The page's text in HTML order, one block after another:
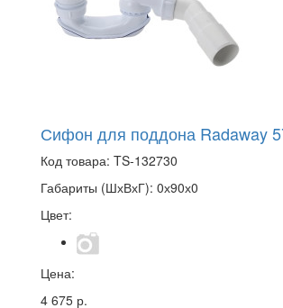
Сифон для поддона Radaway
Код товара: TS-132730
Габариты (ШхВхГ): 0х90х0
Цвет:
Цена:
4 675 р.